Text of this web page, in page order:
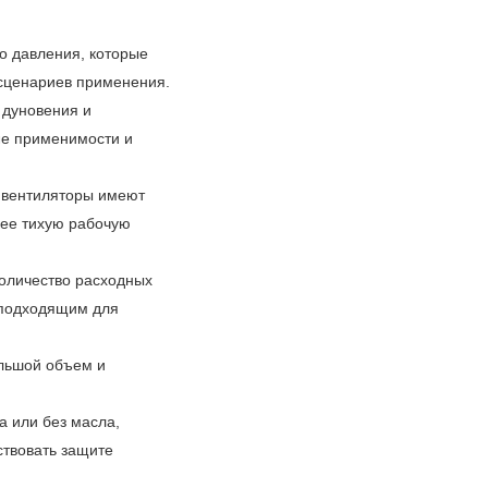
давления, которые
применения.
и
применимости и
имеют
тихую рабочую
расходных
для
объем и
или без масла,
защите